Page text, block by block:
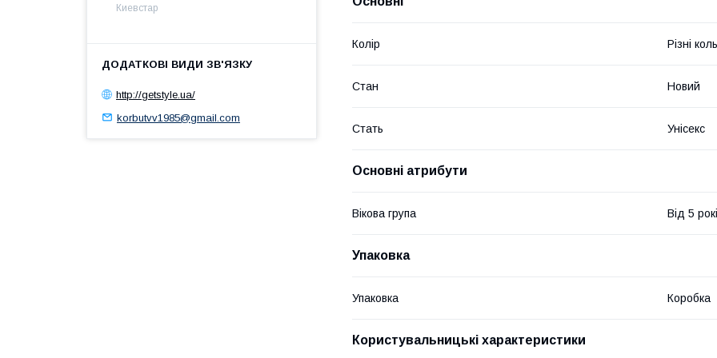
Колір Різні
Стан Новий
Стать Унісекс
Основні атрибути
Вікова група Від 5
Упаковка
Упаковка Коробка
Користувальницькі характеристики
Киевстар
http://getstyle.ua/
korbutvv1985@gmail.com